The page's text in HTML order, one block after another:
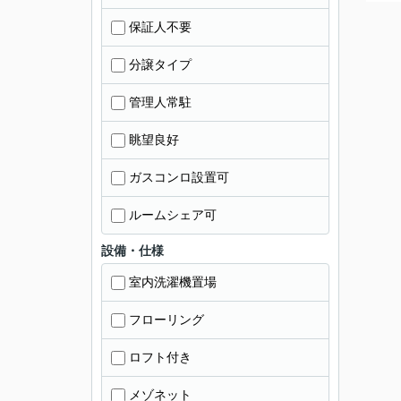
保証人不要
分譲タイプ
管理人常駐
眺望良好
ガスコンロ設置可
ルームシェア可
設備・仕様
室内洗濯機置場
フローリング
ロフト付き
メゾネット